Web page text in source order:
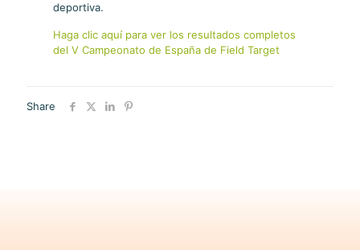
deportiva.
Haga clic aquí para ver los resultados completos
del V Campeonato de España de Field Target
Share